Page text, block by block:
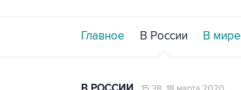
Главное В России В мире